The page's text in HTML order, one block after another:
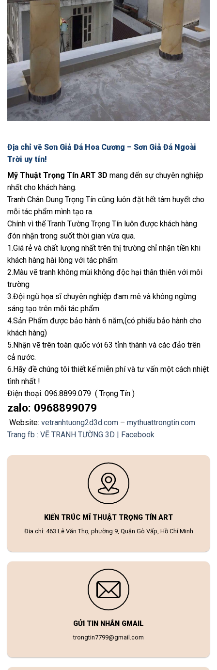
Địa chỉ vẽ Sơn Giả Đá Hoa Cương – Sơn Giả Đá Ngoài
Trời uy tín!
Mỹ Thuật Trọng Tín ART 3D mang đến sự chuyên nghiệp
nhất cho khách hàng.
Tranh Chân Dung Trọng Tín cũng luôn đặt hết tâm huyết cho
mỗi tác phẩm mình tạo ra.
Chính vì thế Tranh Tường Trọng Tín luôn được khách hàng
đón nhận trong suốt thời gian vừa qua.
1.Giá rẻ và chất lượng nhất trên thị trường chỉ nhận tiền khi
khách hàng hài lòng với tác phẩm
2.Màu vẽ tranh không mùi không độc hại thân thiên với môi
trường
3.Đội ngũ họa sĩ chuyên nghiệp đam mê và không ngừng
sáng tạo trên mỗi tác phẩm
4.Sản Phẩm được bảo hành 6 năm,(có phiếu bảo hành cho
khách hàng)
5.Nhận vẽ trên toàn quốc với 63 tỉnh thành và các đảo trên
cả nước.
6.Hãy đề chúng tôi thiết kế miễn phí và tư vấn một cách nhiệt
tình nhất !
Điện thoại: 096.8899.079 ( Trọng Tín )
zalo: 0968899079
Website: vetranhtuong2d3d.com – mythuattrongtin.com
Trang fb : VẼ TRANH TƯỜNG 3D | Facebook
KIẾN TRÚC MĨ THUẬT TRỌNG TÍN ART
Địa chỉ: 463 Lê Văn Thọ, phường 9, Quận Gò Vấp, Hồ Chí Minh
GỬI TIN NHẮN GMAIL
trongtin7799@gmail.com